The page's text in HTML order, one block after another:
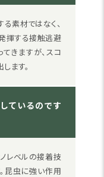
素材ではなく、
揮する接触逃避
きますが、スコ
ます。
ているのです
レベルの接着技
昆虫に強い作用